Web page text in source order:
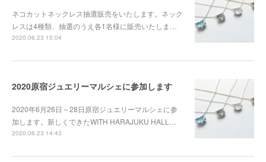
ネコカットネックレス抽選販売をいたします。ネック
レスは4種類、抽選のうえ各1名様に販売いたしま…
2020.06.23 15:04
2020原宿ジュエリーマルシェに参加します
2020年6月26日～28日原宿ジュエリーマルシェに参
加します。新しくできたWITH HARAJUKU HALL…
2020.06.23 14:43